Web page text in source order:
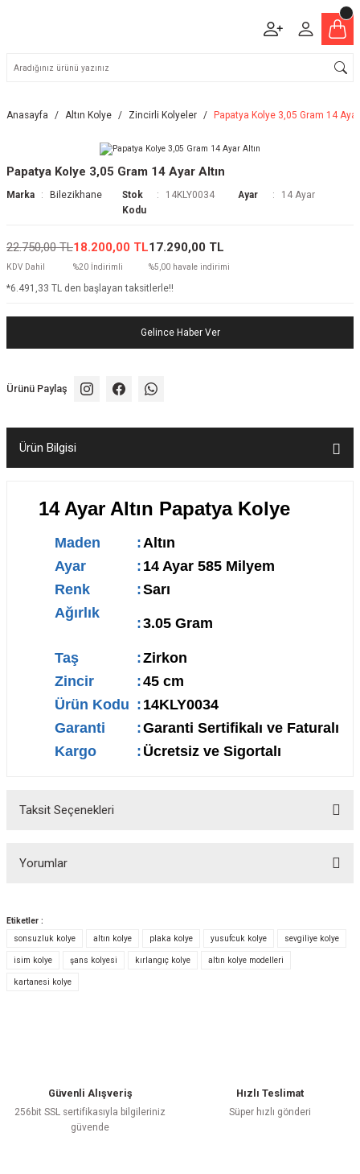
Anasayfa Altın Kolye Zincirli Kolyeler Papatya Kolye 3,05 Gram 14
Papatya Kolye 3,05 Gram 14 Ayar Altın
Marka Bilezikhane
Stok
Kodu
14KLY0034 Ayar 14 Ayar
22.750,00 TL
KDV Dahil
18.200,00 TL
%20 İndirimli
17.290,00 TL
%5,00 havale indirimi
*6.491,33 TL den başlayan taksitlerle!!
Gelince Haber Ver
Ürünü Paylaş
Ürün Bilgisi
14 Ayar Altın Papatya Kolye
Maden :Altın
Ayar
: 14 Ayar 585 Milyem
Renk
:Sarı
Ağırlık
:3.05 Gram
Taş :Zirkon
Zincir
:45 cm
Ürün Kodu : 14KLY0034
Garanti
:Garanti Sertifikalı ve Faturalı
Kargo
: Ücretsiz ve Sigortalı
Taksit Seçenekleri
Yorumlar
Bu ürüne ilk yorumu siz yapın!
Etiketler :
sonsuzluk kolye
altın kolye plaka kolye yusufcuk kolye sevgiliye kolye
isim kolye şans kolyesi kırlangıç kolye altın kolye modelleri
kartanesi kolye
Güvenli Alışveriş
256bit SSL sertifikasıyla bilgileriniz
güvende
Hızlı Teslimat
Süper hızlı gönderi